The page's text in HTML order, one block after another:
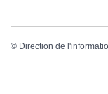
© Direction de